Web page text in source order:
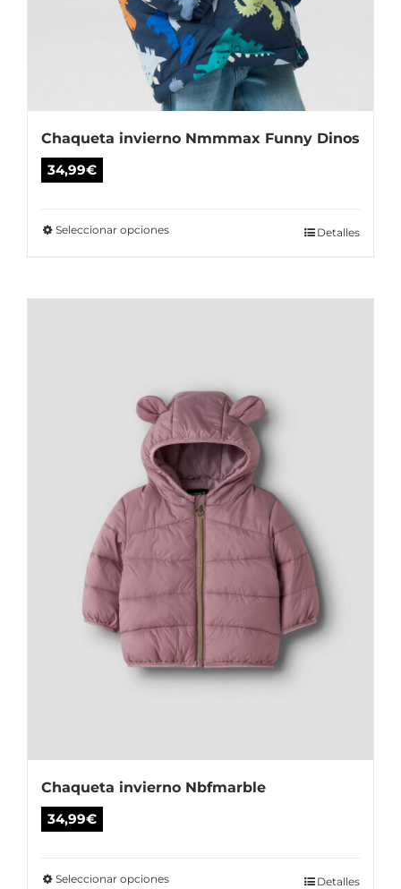
Chaqueta invierno Nmmmax Funny Dinos
34,99€
Seleccionar opcionesEste
se
pueden
elegir
en
la
página
de
producto
Detalles
Chaqueta invierno Nbfmarble
34,99€
Seleccionar opcionesEste
Detalles